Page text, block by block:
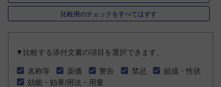
比較用のチェックをすべてはずす
▼比較する添付文書の項目を選択できます。
名称等 薬価 警告 禁忌
組成・性状
効能・効果/用法・用量